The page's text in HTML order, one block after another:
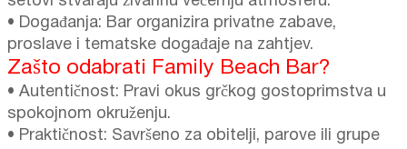
• Događanja: Bar organizira privatne zabave,
proslave i tematske događaje na zahtjev.
Zašto odabrati Family Beach Bar?
• Autentičnost: Pravi okus grčkog gostoprimstva u
spokojnom okruženju.
• Praktičnost: Savršeno za obitelji, parove ili grupe